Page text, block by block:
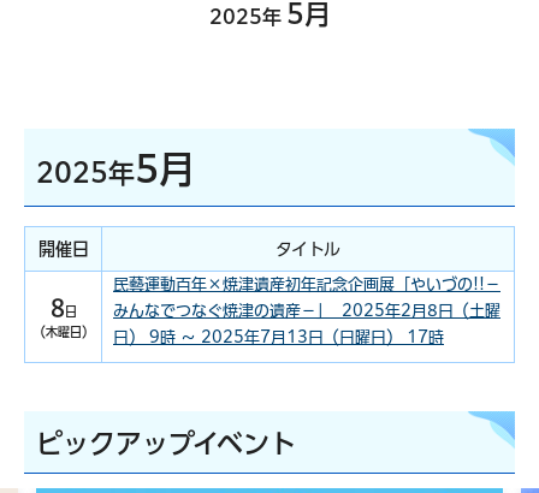
2025年 5月
2025年5月
開催日 タイトル
8 日
（木曜日）
民藝運動百年×焼津遺産初年記念企画展「やいづの!!－
みんなでつなぐ焼津の遺産－」 2025年2月8日（土曜
日） 9時 ～ 2025年7月13日（日曜日） 17時
ピックアップイベント